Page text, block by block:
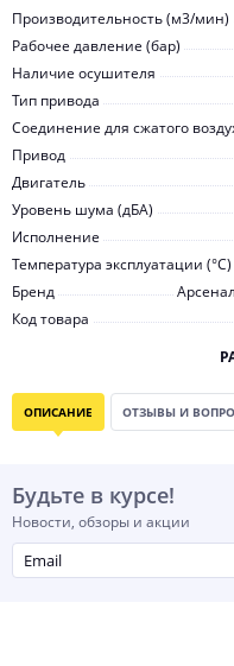
Производительность (м3/мин)
Рабочее давление (бар)
Наличие осушителя
Тип привода
Соединение для сжатого
Привод
Двигатель
Уровень шума (дБА)
Исполнение
Температура эксплуатации (°С)
Бренд
Код товара
ОПИСАНИЕ ОТЗЫВЫ И
Будьте в курсе!
Новости, обзоры и акции